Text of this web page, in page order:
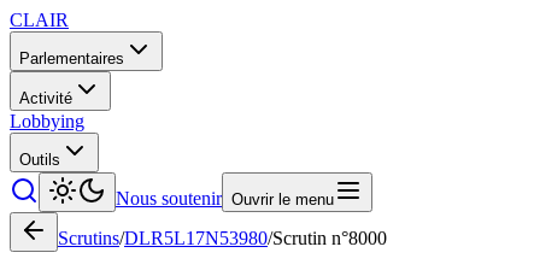
CLAIR
Parlementaires
Activité
Lobbying
Outils
Nous soutenir Ouvrir le menu
Scrutins/DLR5L17N53980/Scrutin n°8000